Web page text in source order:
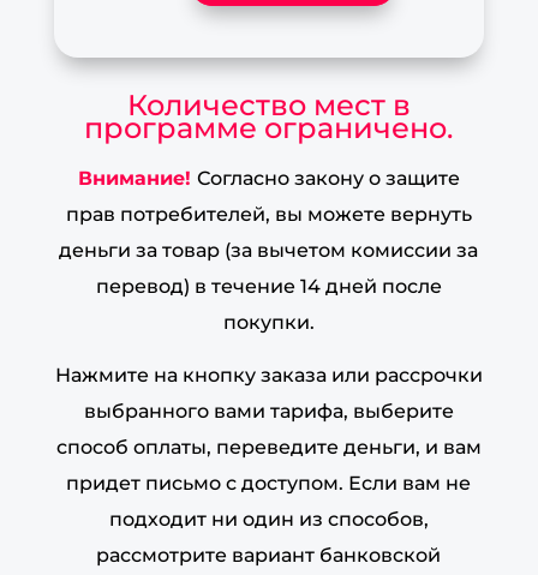
Количество мест в
программе ограничено.
Внимание! Согласно закону о защите
прав потребителей, вы можете вернуть
деньги за товар (за вычетом комиссии за
перевод) в течение 14 дней после
покупки.
Нажмите на кнопку заказа или рассрочки
выбранного вами тарифа, выберите
способ оплаты, переведите деньги, и вам
придет письмо с доступом. Если вам не
подходит ни один из способов,
рассмотрите вариант банковской